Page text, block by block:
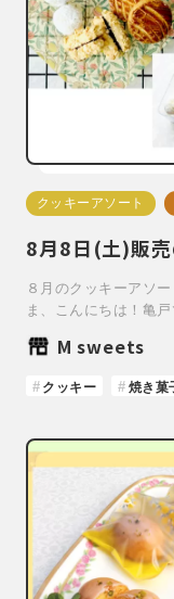
クッキーアソート
8月8日(土)販
８月のクッキーアソ
ま、こんにちは！亀
M sweets
クッキー 焼き菓